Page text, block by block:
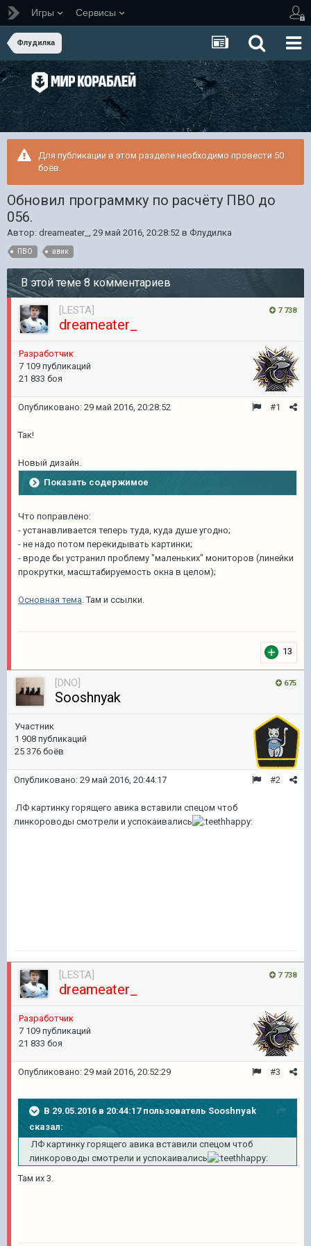
Игры Сервисы
Флудилка
Для публикации в этом разделе необходимо провести 50
боёв.
Обновил программку по расчёту ПВО до
056.
Автор: dreameater_ , 29 май 2016, 20:28:52 в Флудилка
ПВО авик
В этой теме 8 комментариев
7 738
[LESTA]
dreameater_
Разработчик
7 109 публикаций
21 833 боя
#1
Опубликовано: 29 май 2016, 20:28:52
Так!
Новый дизайн.
Показать содержимое
Что поправлено:
- устанавливается теперь туда, куда душе угодно;
- не надо потом перекидывать картинки;
- вроде бы устранил проблему "маленьких" мониторов (линейки
прокрутки, масштабируемость окна в целом);
Основная тема . Там и ссылки.
13
675
[DNO]
Sooshnyak
Участник
1 908 публикаций
25 376 боёв
#2
Опубликовано: 29 май 2016, 20:44:17
ЛФ картинку горящего авика вставили спецом чтоб
линкороводы смотрели и успокаивались
7 738
[LESTA]
dreameater_
Разработчик
7 109 публикаций
21 833 боя
#3
Опубликовано: 29 май 2016, 20:52:29
В 29.05.2016 в 20:44:17 пользователь Sooshnyak
сказал:
ЛФ картинку горящего авика вставили спецом чтоб
линкороводы смотрели и успокаивались
Там их 3.